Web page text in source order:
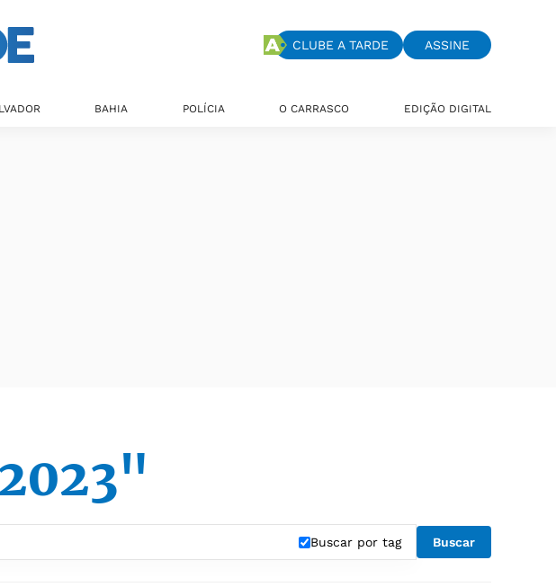
CLUBE A TARDE ASSINE
BAHIA POLÍCIA O CARRASCO EDIÇÃO DIGITAL
Buscar por tag Buscar